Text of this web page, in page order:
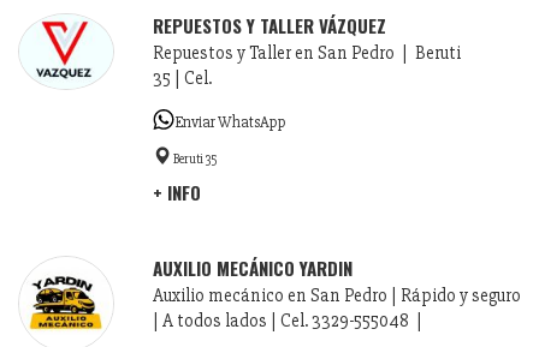
REPUESTOS Y TALLER VÁZQUEZ
Repuestos y Taller en San Pedro | Beruti
35 | Cel.
Enviar WhatsApp
Beruti 35
+ INFO
AUXILIO MECÁNICO YARDIN
Auxilio mecánico en San Pedro | Rápido y seguro
| A todos lados | Cel. 3329-555048 |